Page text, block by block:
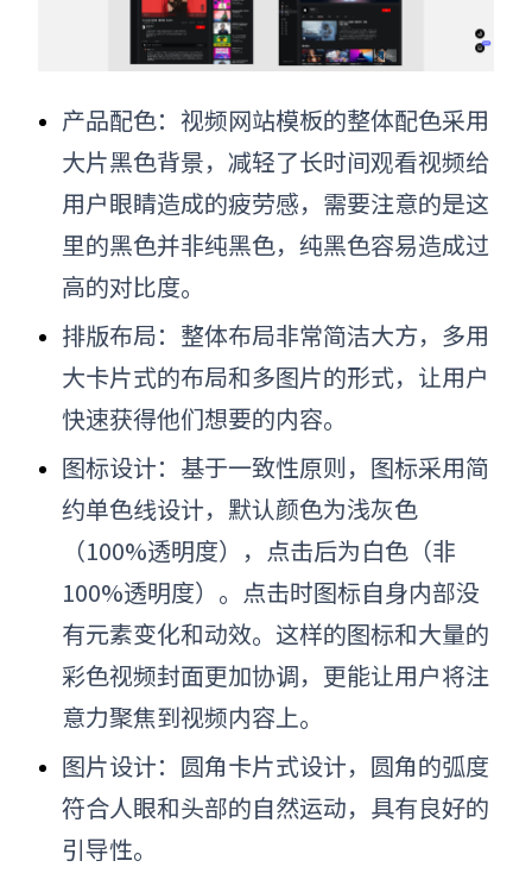
产品配色：视频网站模板的整体配色采用
大片黑色背景，减轻了长时间观看视频给
用户眼睛造成的疲劳感，需要注意的是这
里的黑色并非纯黑色，纯黑色容易造成过
高的对比度。
排版布局：整体布局非常简洁大方，多用
大卡片式的布局和多图片的形式，让用户
快速获得他们想要的内容。
图标设计：基于一致性原则，图标采用简
约单色线设计，默认颜色为浅灰色
（100%透明度），点击后为白色（非
100%透明度）。点击时图标自身内部没
有元素变化和动效。这样的图标和大量的
彩色视频封面更加协调，更能让用户将注
意力聚焦到视频内容上。
图片设计：圆角卡片式设计，圆角的弧度
符合人眼和头部的自然运动，具有良好的
引导性。